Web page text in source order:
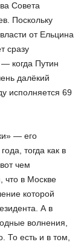
Совета
Поскольку
от Ельцина
сразу
— когда Путин
далёкий
исполняется 69
— его
тогда как в
чем
что в Москве
которой
А в
волнения,
То есть и в том,